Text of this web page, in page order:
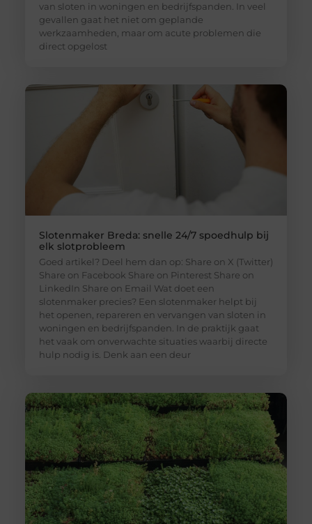
van sloten in woningen en bedrijfspanden. In veel
gevallen gaat het niet om geplande
werkzaamheden, maar om acute problemen die
direct opgelost
Slotenmaker Breda: snelle 24/7 spoedhulp bij
elk slotprobleem
Goed artikel? Deel hem dan op: Share on X (Twitter)
Share on Facebook Share on Pinterest Share on
LinkedIn Share on Email Wat doet een
slotenmaker precies? Een slotenmaker helpt bij
het openen, repareren en vervangen van sloten in
woningen en bedrijfspanden. In de praktijk gaat
het vaak om onverwachte situaties waarbij directe
hulp nodig is. Denk aan een deur